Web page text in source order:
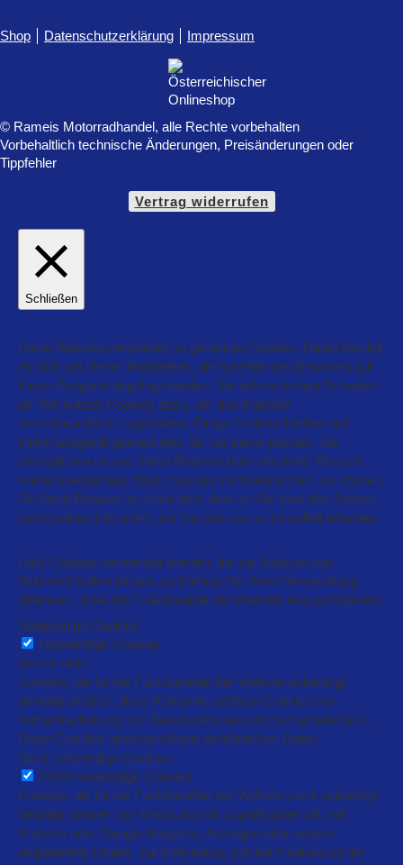
Shop Datenschutzerklärung Impressum
© Rameis Motorradhandel, alle Rechte vorbehalten
Vorbehaltlich technische Änderungen, Preisänderungen oder
Tippfehler
Vertrag widerrufen
Schließen
Diese Website verwendet so genannte Cookies. Dabei handelt
es sich um kleine Textdateien, die mit Hilfe des Browsers auf
Ihrem Endgerät abgelegt werden. Sie richten keinen Schaden
an. Wir nutzen Cookies dazu, um das Angebot
nutzerfreundlich zu gestalten. Einige Cookies bleiben auf
Ihrem Endgerät gespeichert, bis Sie diese löschen. Sie
ermöglichen es uns, Ihren Browser beim nächsten Besuch
wiederzuerkennen. Wenn Sie dies nicht wünschen, so können
Sie Ihren Browser so einrichten, dass er Sie über das Setzen
von Cookies informiert und Sie dies nur im Einzelfall erlauben.
Falls Cookies verwendet werden, die zur Analyse von
Nutzerverhalten dienen, so können Sie deren Verwendung
ablehnen, ohne die Funktionalität der Website einzuschränken
Notwendige Cookies
Notwendige Cookies
immer aktiv
Cookies, die für die Funktionalität der Website unbedingt
benötigt werden: diese Kategorie umfasst Cookies zur
Aufrechterhaltung von Basisfunktionen und Sicherheitstools.
Diese Cookies speichern keine persönlichen Daten.
Nicht notwendige Cookies
Nicht notwendige Cookies
Cookies, die für die Funktionalität der Website nicht unbedingt
benötigt werden: zur Messung von Zugriffsdaten zB. mit
Matomo oder Google Analytics, Anzeigen oder andere
eingebettete Inhalte. Zur Aktivierung solcher Cookies ist die